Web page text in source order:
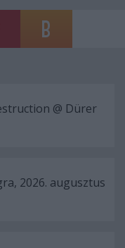
@ Dürer
2026. augusztus